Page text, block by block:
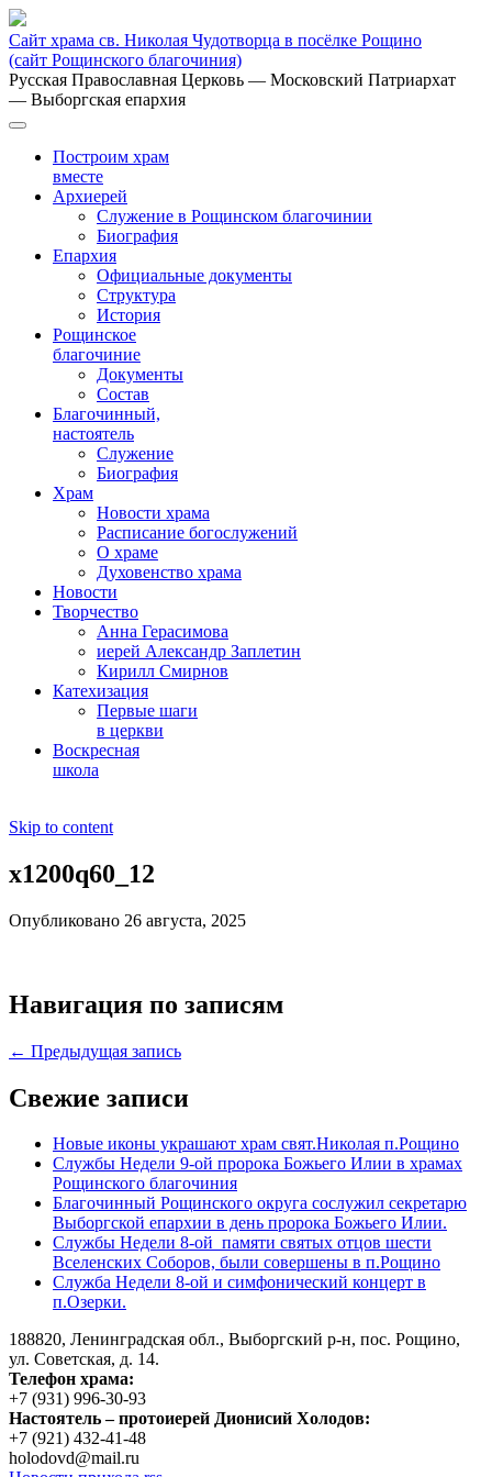
Сайт храма св. Николая Чудотворца в посёлке Рощино
(сайт Рощинского благочиния)
Русская Православная Церковь — Московский Патриархат
— Выборгская епархия
Построим храм
вместе
Архиерей
Служение в Рощинском благочинии
Биография
Епархия
Официальные документы
Структура
История
Рощинское
благочиние
Документы
Состав
Благочинный,
настоятель
Служение
Биография
Храм
Новости храма
Расписание богослужений
О храме
Духовенство храма
Новости
Творчество
Анна Герасимова
иерей Александр Заплетин
Кирилл Смирнов
Катехизация
Первые шаги
в церкви
Воскресная
школа
Skip to content
x1200q60_12
Опубликовано 26 августа, 2025
Навигация по записям
← Предыдущая запись
Свежие записи
Новые иконы украшают храм свят.Николая п.Рощино
Службы Недели 9-ой пророка Божьего Илии в храмах
Рощинского благочиния
Благочинный Рощинского округа сослужил секретарю
Выборгской епархии в день пророка Божьего Илии.
Службы Недели 8-ой памяти святых отцов шести
Вселенских Соборов, были совершены в п.Рощино
Служба Недели 8-ой и симфонический концерт в
п.Озерки.
188820, Ленинградская обл., Выборгский р-н, пос. Рощино,
ул. Советская, д. 14.
Телефон храма:
+7 (931) 996-30-93
Настоятель – протоиерей Дионисий Холодов:
+7 (921) 432-41-48
holodovd@mail.ru